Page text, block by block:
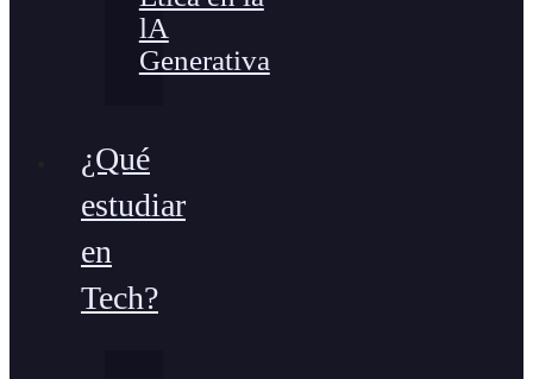
lA
Generativa
¿Qué
estudiar
en
Tech?